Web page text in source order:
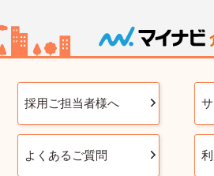
採用ご担当者様へ
よくあるご質問